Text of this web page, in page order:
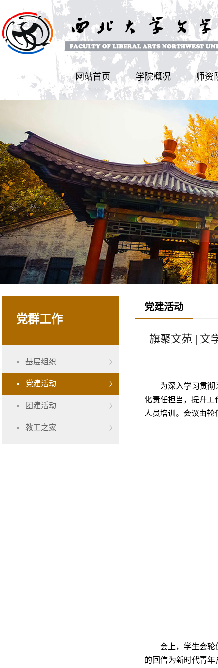
网站首页 学院概况 师资
党群工作
基层组织
党建活动
团建活动
教工之家
党建活动
旗聚文苑 | 文
为深入学习贯
化责任担当，提升工
人员培训。会议由
会上，学生会
的回信为新时代青